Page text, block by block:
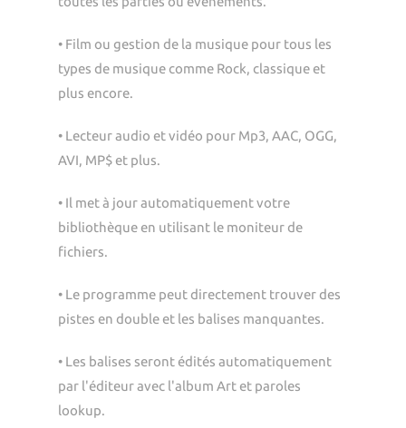
• Film ou gestion de la musique pour tous les
types de musique comme Rock, classique et
plus encore.
• Lecteur audio et vidéo pour Mp3, AAC, OGG,
AVI, MP$ et plus.
• Il met à jour automatiquement votre
bibliothèque en utilisant le moniteur de
fichiers.
• Le programme peut directement trouver des
pistes en double et les balises manquantes.
• Les balises seront édités automatiquement
par l'éditeur avec l'album Art et paroles
lookup.